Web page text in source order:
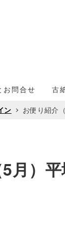
お問合せ 古
ン お便り紹介
月）